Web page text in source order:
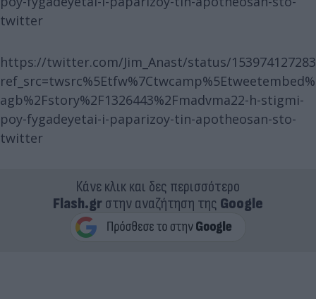
twitter
https://twitter.com/Jim_Anast/status/
agb%2Fstory%2F1326443%2Fmadvma22-h-stigmi-
poy-fygadeyetai-i-paparizoy-tin-apotheosan-sto-
twitter
Κάνε κλικ και δες περισσότερο
Flash.grστην αναζήτηση της Google